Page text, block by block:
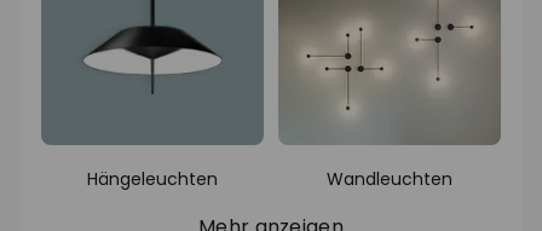
Alle Innenleuchten von
Alle Leuchten